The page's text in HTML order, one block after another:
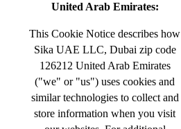
United Arab Emirates:
This Cookie Notice describes how
Sika UAE LLC, Dubai zip code
126212 United Arab Emirates
("we" or "us") uses cookies and
similar technologies to collect and
store information when you visit